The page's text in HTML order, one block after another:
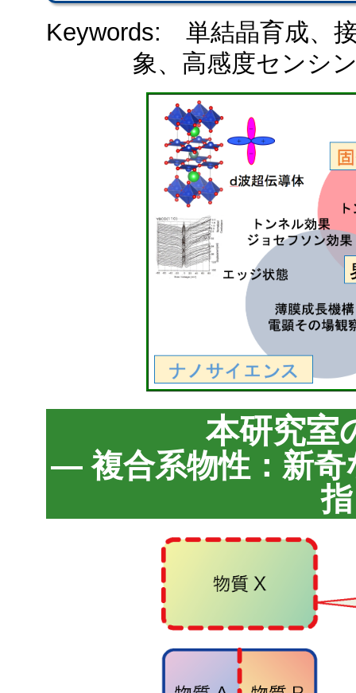
Keywords: 単結晶育成、
象、高感度センシ
本研究室
— 複合系物性：新奇